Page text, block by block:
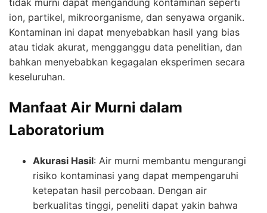
tidak murni dapat mengandung kontaminan seperti
ion, partikel, mikroorganisme, dan senyawa organik.
Kontaminan ini dapat menyebabkan hasil yang bias
atau tidak akurat, mengganggu data penelitian, dan
bahkan menyebabkan kegagalan eksperimen secara
keseluruhan.
Manfaat Air Murni dalam
Laboratorium
Akurasi Hasil: Air murni membantu mengurangi
risiko kontaminasi yang dapat mempengaruhi
ketepatan hasil percobaan. Dengan air
berkualitas tinggi, peneliti dapat yakin bahwa